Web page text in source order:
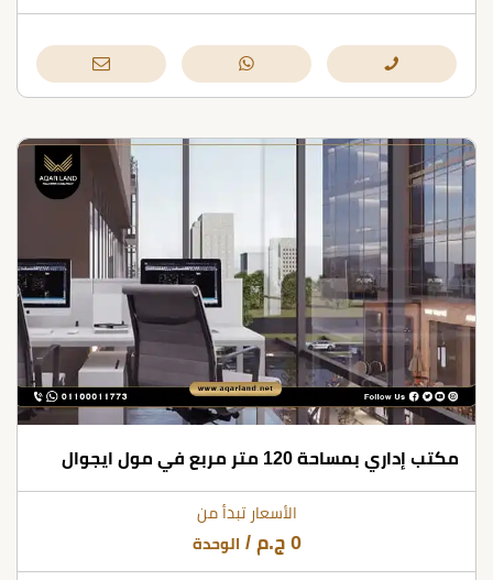
مكتب إداري بمساحة 120 متر مربع في مول ايجوال
الأسعار تبدأ من
0 ج.م / الوحدة